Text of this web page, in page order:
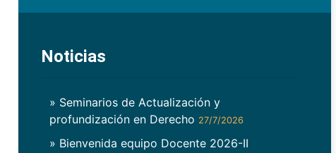
Noticias
» Seminarios de Actualización y
profundización en Derecho 27/7/2026
» Bienvenida equipo Docente 2026-II